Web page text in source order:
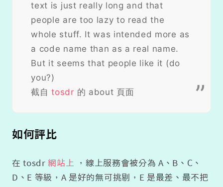
text is just really long and that
people are too lazy to read the
whole stuff. It was intended more as
a code name than as a real name.
But it seems that people like it (do
you?)
截自tosdr 的 about 頁面
如何評比
在 tosdr網站上
，線上服務會被分為 A、B、C、
D、E 等級，A 是好的無可挑剔，E 是最差、最不把